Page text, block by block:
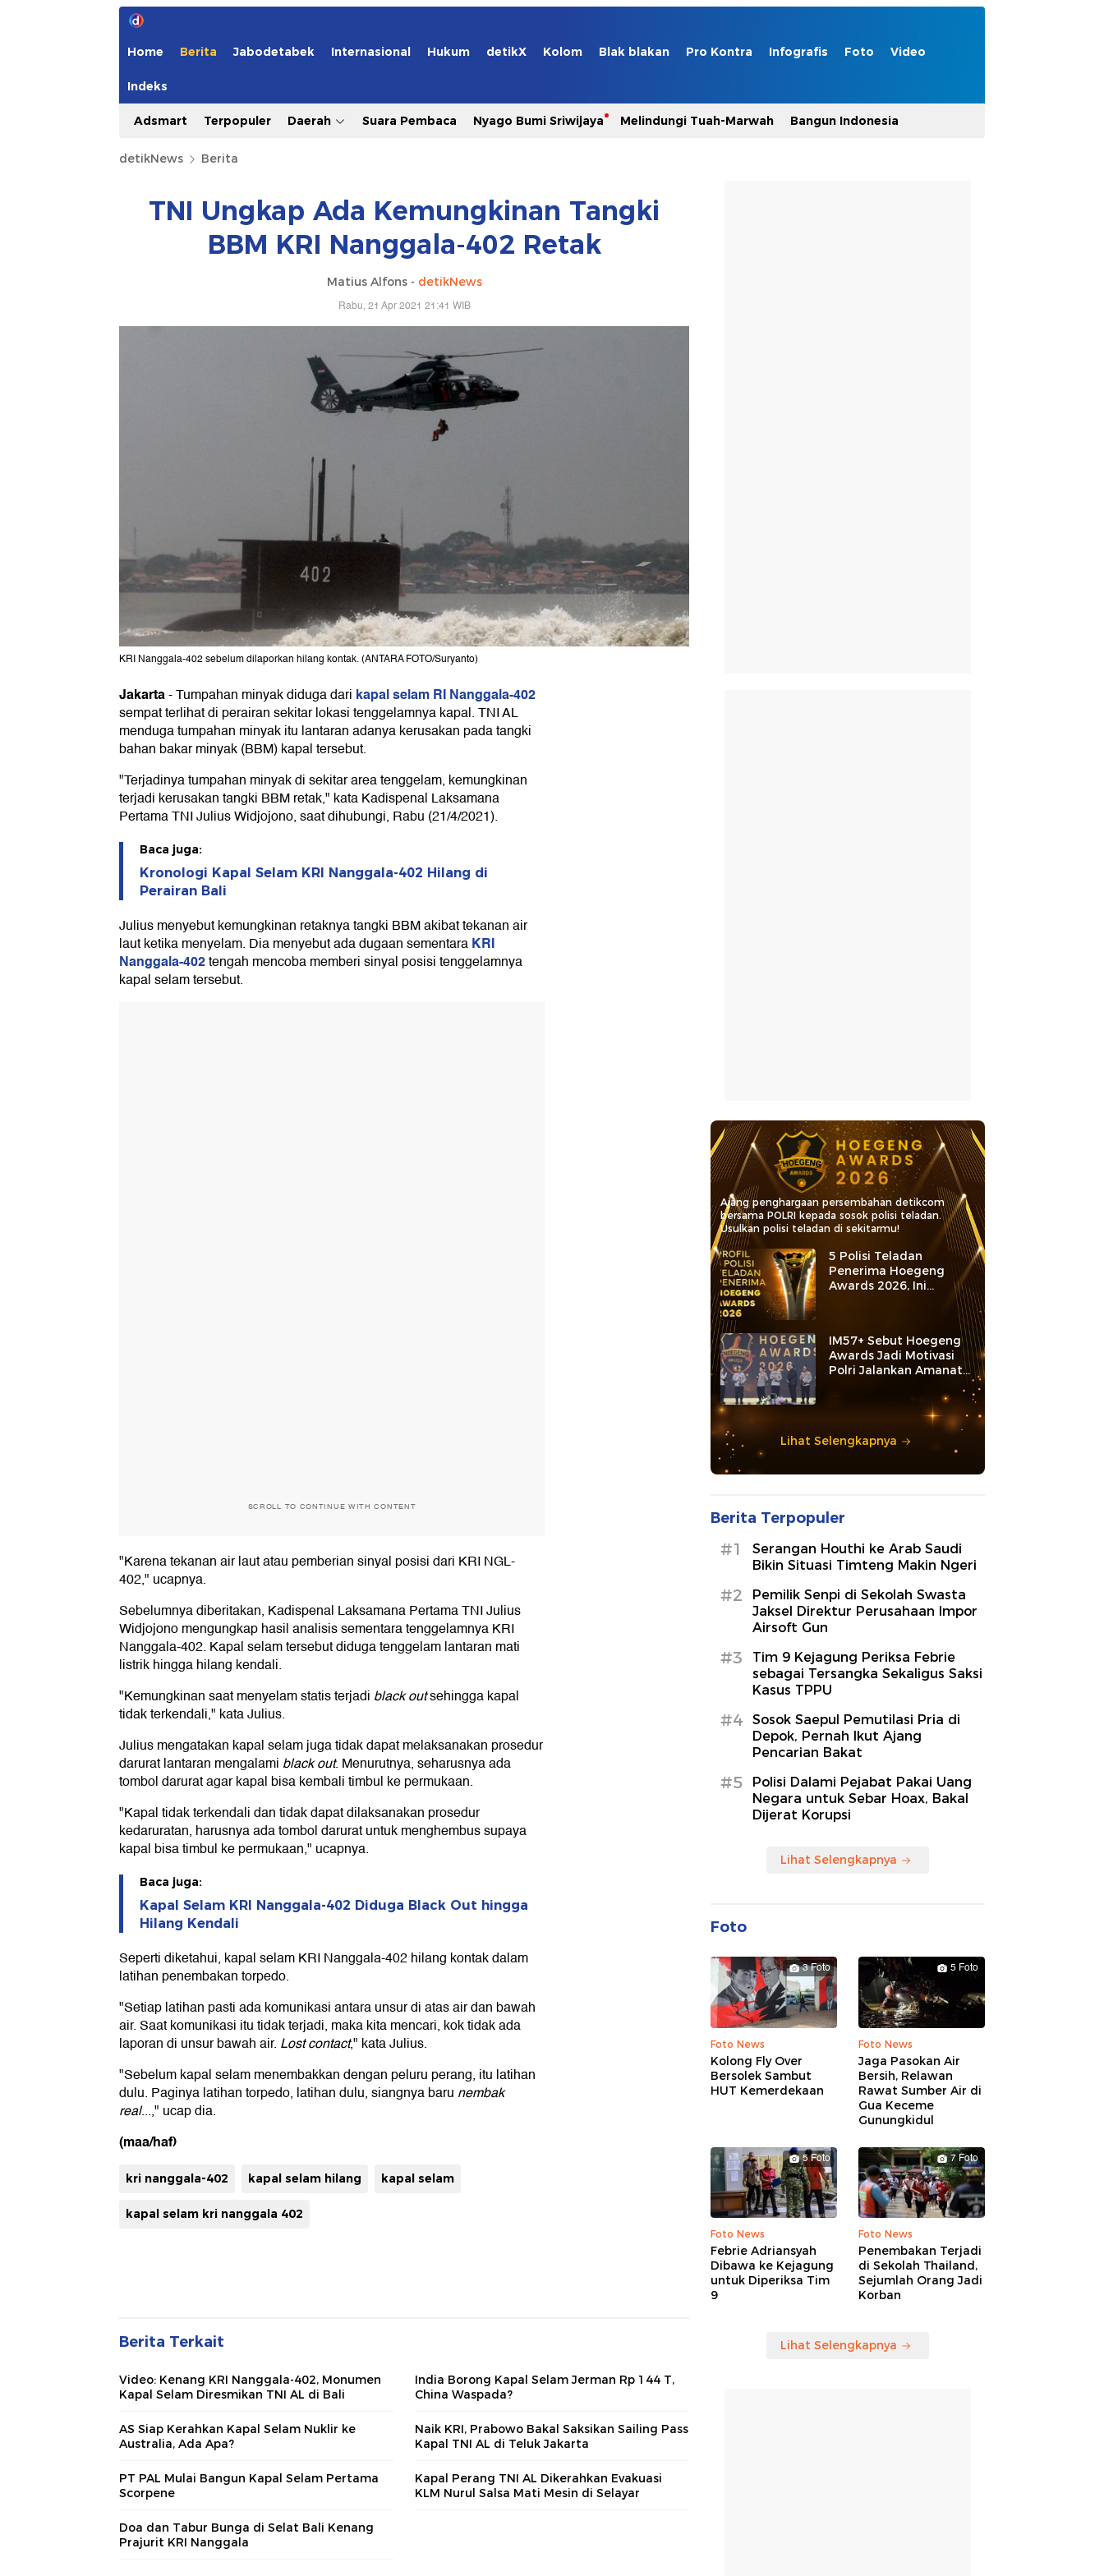
Home Berita Jabodetabek Internasional Hukum detikX Kolom Blak blakan Pro Kontra Infografis Foto Video
Indeks
Adsmart Terpopuler Daerah Suara Pembaca Nyago Bumi Sriwijaya Melindungi Tuah-Marwah Bangun Indonesia
detikNews Berita
TNI Ungkap Ada Kemungkinan Tangki
BBM KRI Nanggala-402 Retak
Matius Alfons - detikNews
Rabu, 21 Apr 2021 21:41 WIB
KRI Nanggala-402 sebelum dilaporkan hilang kontak. (ANTARA FOTO/Suryanto)
Jakarta-Tumpahan minyak diduga dari kapal selam RI Nanggala-402
sempat terlihat di perairan sekitar lokasi tenggelamnya kapal. TNI AL
menduga tumpahan minyak itu lantaran adanya kerusakan pada tangki
bahan bakar minyak (BBM) kapal tersebut.
"Terjadinya tumpahan minyak di sekitar area tenggelam, kemungkinan
terjadi kerusakan tangki BBM retak," kata Kadispenal Laksamana
Pertama TNI Julius Widjojono, saat dihubungi, Rabu (21/4/2021).
Baca juga:
Kronologi Kapal Selam KRI Nanggala-402 Hilang di
Perairan Bali
Julius menyebut kemungkinan retaknya tangki BBM akibat tekanan air
laut ketika menyelam. Dia menyebut ada dugaan sementaraKRI
Nanggala-402tengah mencoba memberi sinyal posisi tenggelamnya
kapal selam tersebut.
SCROLL TO CONTINUE WITH CONTENT
"Karena tekanan air laut atau pemberian sinyal posisi dari KRI NGL-
402," ucapnya.
Sebelumnya diberitakan, Kadispenal Laksamana Pertama TNI Julius
Widjojono mengungkap hasil analisis sementara tenggelamnya KRI
Nanggala-402. Kapal selam tersebut diduga tenggelam lantaran mati
listrik hingga hilang kendali.
"Kemungkinan saat menyelam statis terjadi black outsehingga kapal
tidak terkendali," kata Julius.
Julius mengatakan kapal selam juga tidak dapat melaksanakan prosedur
darurat lantaran mengalami black out. Menurutnya, seharusnya ada
tombol darurat agar kapal bisa kembali timbul ke permukaan.
"Kapal tidak terkendali dan tidak dapat dilaksanakan prosedur
kedaruratan, harusnya ada tombol darurat untuk menghembus supaya
kapal bisa timbul ke permukaan," ucapnya.
Baca juga:
Kapal Selam KRI Nanggala-402 Diduga Black Out hingga
Hilang Kendali
Seperti diketahui, kapal selam KRI Nanggala-402 hilang kontak dalam
latihan penembakan torpedo.
"Setiap latihan pasti ada komunikasi antara unsur di atas air dan bawah
air. Saat komunikasi itu tidak terjadi, maka kita mencari, kok tidak ada
laporan di unsur bawah air. Lost contact," kata Julius.
"Sebelum kapal selam menembakkan dengan peluru perang, itu latihan
dulu. Paginya latihan torpedo, latihan dulu, siangnya baru nembak
real...," ucap dia.
(maa/haf)
kri nanggala-402 kapal selam hilang kapal selam
kapal selam kri nanggala 402
Berita Terkait
Video: Kenang KRI Nanggala-402, Monumen
Kapal Selam Diresmikan TNI AL di Bali
India Borong Kapal Selam Jerman Rp 144 T,
China Waspada?
AS Siap Kerahkan Kapal Selam Nuklir ke
Australia, Ada Apa?
Naik KRI, Prabowo Bakal Saksikan Sailing Pass
Kapal TNI AL di Teluk Jakarta
PT PAL Mulai Bangun Kapal Selam Pertama
Scorpene
Kapal Perang TNI AL Dikerahkan Evakuasi
KLM Nurul Salsa Mati Mesin di Selayar
Doa dan Tabur Bunga di Selat Bali Kenang
Prajurit KRI Nanggala
Ajang penghargaan persembahan detikcom
bersama POLRI kepada sosok polisi teladan.
Usulkan polisi teladan di sekitarmu!
5 Polisi Teladan
Penerima Hoegeng
Awards 2026, Ini
Kategori dan Kiprahnya
IM57+ Sebut Hoegeng
Awards Jadi Motivasi
Polri Jalankan Amanat
Lihat Selengkapnya
Berita Terpopuler
#1
Serangan Houthi ke Arab Saudi
Bikin Situasi Timteng Makin Ngeri
#2
Pemilik Senpi di Sekolah Swasta
Jaksel Direktur Perusahaan Impor
Airsoft Gun
#3
Tim 9 Kejagung Periksa Febrie
sebagai Tersangka Sekaligus Saksi
Kasus TPPU
#4
Sosok Saepul Pemutilasi Pria di
Depok, Pernah Ikut Ajang
Pencarian Bakat
#5
Polisi Dalami Pejabat Pakai Uang
Negara untuk Sebar Hoax, Bakal
Dijerat Korupsi
Lihat Selengkapnya
Foto
3 Foto
Foto News
Kolong Fly Over
Bersolek Sambut
HUT Kemerdekaan
5 Foto
Foto News
Jaga Pasokan Air
Bersih, Relawan
Rawat Sumber Air di
Gua Keceme
Gunungkidul
5 Foto
Foto News
Febrie Adriansyah
Dibawa ke Kejagung
untuk Diperiksa Tim
9
7 Foto
Foto News
Penembakan Terjadi
di Sekolah Thailand,
Sejumlah Orang Jadi
Korban
Lihat Selengkapnya